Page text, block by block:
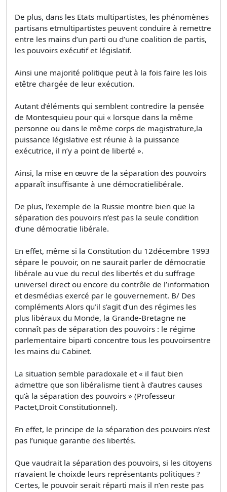
De plus, dans les Etats multipartistes, les phénomènes
partisans etmultipartistes peuvent conduire à remettre
entre les mains d’un parti ou d’une coalition de partis,
les pouvoirs exécutif et législatif.
Ainsi une majorité politique peut à la fois faire les lois
etêtre chargée de leur exécution.
Autant d’éléments qui semblent contredire la pensée
de Montesquieu pour qui « lorsque dans la même
personne ou dans le même corps de magistrature,la
puissance législative est réunie à la puissance
exécutrice, il n’y a point de liberté ».
Ainsi, la mise en œuvre de la séparation des pouvoirs
apparaît insuffisante à une démocratielibérale.
De plus, l’exemple de la Russie montre bien que la
séparation des pouvoirs n’est pas la seule condition
d’une démocratie libérale.
En effet, même si la Constitution du 12décembre 1993
sépare le pouvoir, on ne saurait parler de démocratie
libérale au vue du recul des libertés et du suffrage
universel direct ou encore du contrôle de l’information
et desmédias exercé par le gouvernement. B/ Des
compléments Alors qu’il s’agit d’un des régimes les
plus libéraux du Monde, la Grande-Bretagne ne
connaît pas de séparation des pouvoirs : le régime
parlementaire biparti concentre tous les pouvoirsentre
les mains du Cabinet.
La situation semble paradoxale et « il faut bien
admettre que son libéralisme tient à d’autres causes
qu’à la séparation des pouvoirs » (Professeur
Pactet,Droit Constitutionnel).
En effet, le principe de la séparation des pouvoirs n’est
pas l’unique garantie des libertés.
Que vaudrait la séparation des pouvoirs, si les citoyens
n’avaient le choixde leurs représentants politiques ?
Certes, le pouvoir serait réparti mais il n’en reste pas